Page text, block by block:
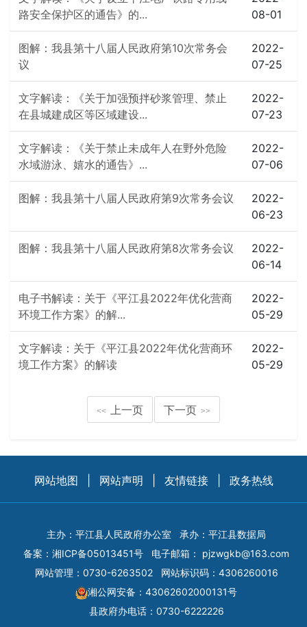
路安全保护区的通告》的...
08-01
图解：我县第十八届人民政府第10次常务会
议
2022-
07-25
文字解读：《关于加强预拌砂浆管理、禁止
在县城建成区等区域建设...
2022-
07-23
文字解读：《关于禁止未成年人在野外危险
水域游泳、嬉水的通告》...
2022-
07-06
图解：我县第十八届人民政府第9次常务会议
2022-
06-23
图解：我县第十八届人民政府第8次常务会议
2022-
06-14
电子书解读：关于《平江县2022年优化营商
环境工作方案》的解...
2022-
05-29
文字解读：关于《平江县2022年优化营商环
境工作方案》的解读
2022-
05-29
<< 上一页 下一页 >>
网站地图 网站声明 友情链接 政务热线
主办：平江县人民政府办公室
承办：平江县数据局
备案： 湘ICP备05013451号 电子邮箱： pjzwgkb@163.com
网站管理：0730-6263502
网站标识码：4306260016
湘公网安备：43062602000131号
县政府办电话：0730-6222226